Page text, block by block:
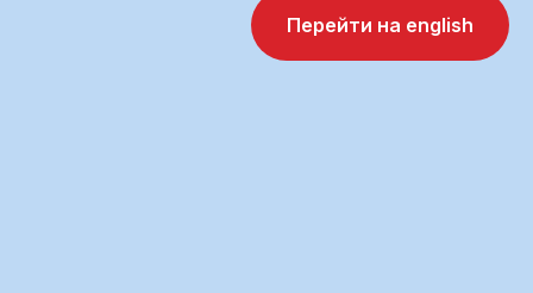
Перейти на english